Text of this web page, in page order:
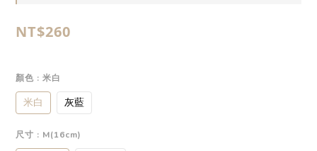
NT$260
顏色 : 米白
米白 灰藍
尺寸 : M(16cm)